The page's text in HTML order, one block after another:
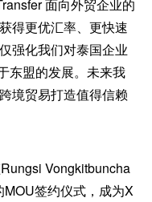
面向外贸企业的
得更优汇率、更快速
强化我们对泰国企业
东盟的发展。未来我
境贸易打造值得信赖
Vongkitbuncha
签约仪式，成为X